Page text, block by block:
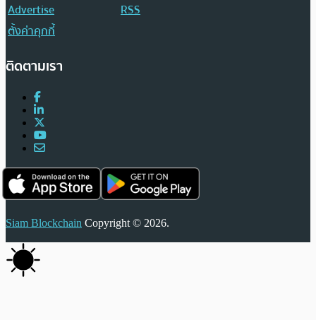
Advertise
RSS
ตั้งค่าคุกกี้
ติดตามเรา
Siam Blockchain Copyright © 2026.